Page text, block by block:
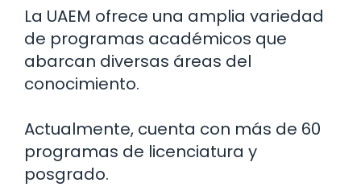
La UAEM ofrece una amplia variedad
de programas académicos que
abarcan diversas áreas del
conocimiento.
Actualmente, cuenta con más de 60
programas de licenciatura y
posgrado.